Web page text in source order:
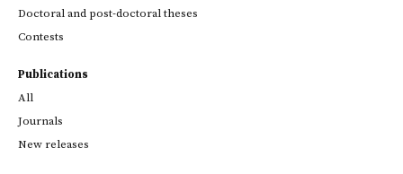
Doctoral and post-doctoral theses
Contests
Publications
All
Journals
New releases